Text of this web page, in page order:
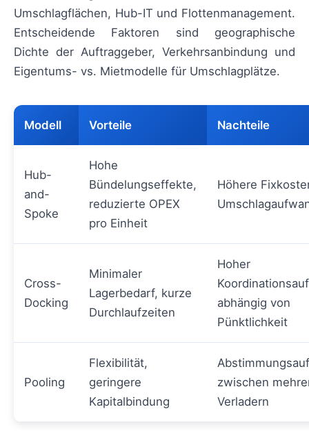
Umschlagflächen, Hub-IT und Flottenmanagement.
Entscheidende Faktoren sind geographische
Dichte der Auftraggeber, Verkehrsanbindung und
Eigentums- vs. Mietmodelle für Umschlagplätze.
Modell Vorteile Nachteile
Hub-
and-
Spoke
Hohe
Bündelungseffekte,
reduzierte OPEX
pro Einheit
Höhere
Cross-
Docking
Minimaler
Lagerbedarf, kurze
Durchlaufzeiten
Hoher
abhängig von
Pünktlichkeit
Pooling
Flexibilität,
geringere
Kapitalbindung
zwischen
Verladern